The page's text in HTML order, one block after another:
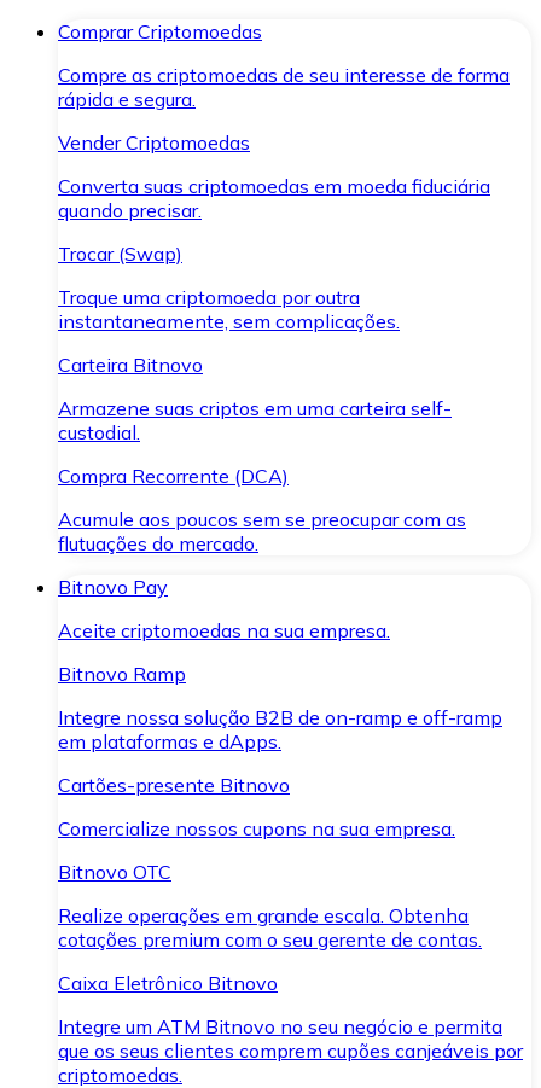
Comprar Criptomoedas
Compre as criptomoedas de seu interesse de forma
rápida e segura.
Vender Criptomoedas
Converta suas criptomoedas em moeda fiduciária
quando precisar.
Trocar (Swap)
Troque uma criptomoeda por outra
instantaneamente, sem complicações.
Carteira Bitnovo
Armazene suas criptos em uma carteira self-
custodial.
Compra Recorrente (DCA)
Acumule aos poucos sem se preocupar com as
flutuações do mercado.
Bitnovo Pay
Aceite criptomoedas na sua empresa.
Bitnovo Ramp
Integre nossa solução B2B de on-ramp e off-ramp
em plataformas e dApps.
Cartões-presente Bitnovo
Comercialize nossos cupons na sua empresa.
Bitnovo OTC
Realize operações em grande escala. Obtenha
cotações premium com o seu gerente de contas.
Caixa Eletrônico Bitnovo
Integre um ATM Bitnovo no seu negócio e permita
que os seus clientes comprem cupões canjeáveis por
criptomoedas.